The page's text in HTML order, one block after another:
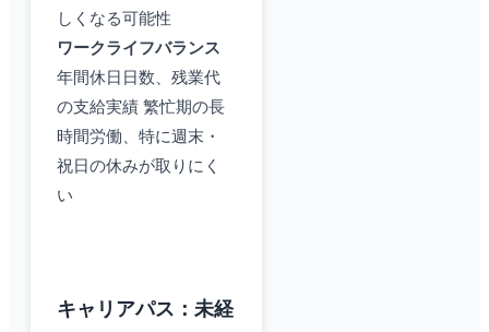
しくなる可能性
ワークライフバランス
年間休日日数、残業代
の支給実績 繁忙期の長
時間労働、特に週末・
祝日の休みが取りにく
い
キャリアパス：未経